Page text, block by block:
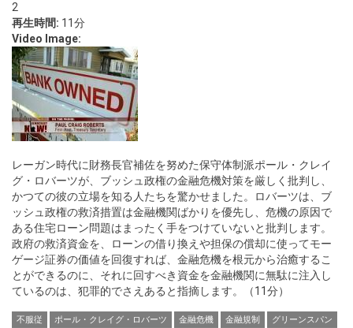
2
再生時間: 11分
Video Image:
レーガン時代に財務長官補佐を努めた保守体制派ポール・クレイ
グ・ロバーツが、ブッシュ政権の金融危機対策を厳しく批判し、
かつての彼の立場を知る人たちを驚かせました。ロバーツは、ブ
ッシュ政権の救済措置は金融機関ばかりを優先し、危機の原因で
ある住宅ローン問題はまったく手をつけていないと批判します。
政府の救済資金を、ローンの借り換えや担保の償却に使ってモー
ゲージ証券の価値を回復すれば、金融危機を根元から治癒するこ
とができるのに、それに回すべき資金を金融機関に無駄に注入し
ているのは、犯罪的でさえあると指摘します。（11分）
不服従 ポール・クレイグ・ロバーツ 金融危機 金融規制 グリーンスパン